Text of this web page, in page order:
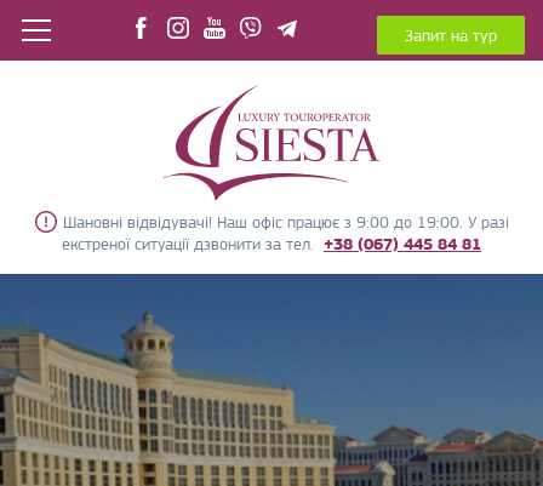
Шановні відвідувачі! Наш офіс працює з 9:00 до 19:00. У разі
екстреної ситуації дзвонити за тел. +38 (067) 445 84 81
Запит на тур